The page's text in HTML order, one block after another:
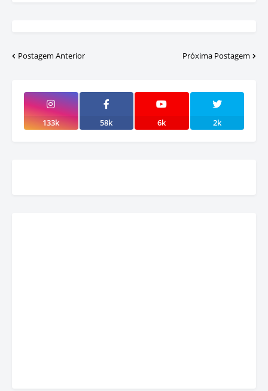
Postagem Anterior Próxima Postagem
133k 58k 6k 2k